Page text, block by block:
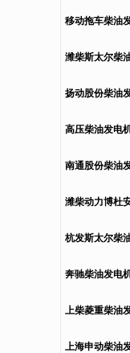
移动拖车柴油
潍柴斯太尔柴
组
扬动股份柴油
高压柴油发电
发电机,高压发
南通股份柴油
潍柴动力博杜
电机组
杭发斯太尔柴
奔驰柴油发电
上柴菱重柴油
上海申动柴油